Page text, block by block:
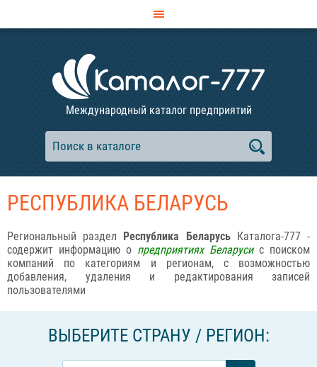
Международный каталог предприятий
РЕСПУБЛИКА БЕЛАРУСЬ
Региональный раздел Республика БеларусьКаталога-777 -
содержит информацию о предприятиях Беларусис поиском
компаний по категориям и регионам, с возможностью
добавления, удаления и редактирования записей
пользователями
ВЫБЕРИТЕ СТРАНУ / РЕГИОН: